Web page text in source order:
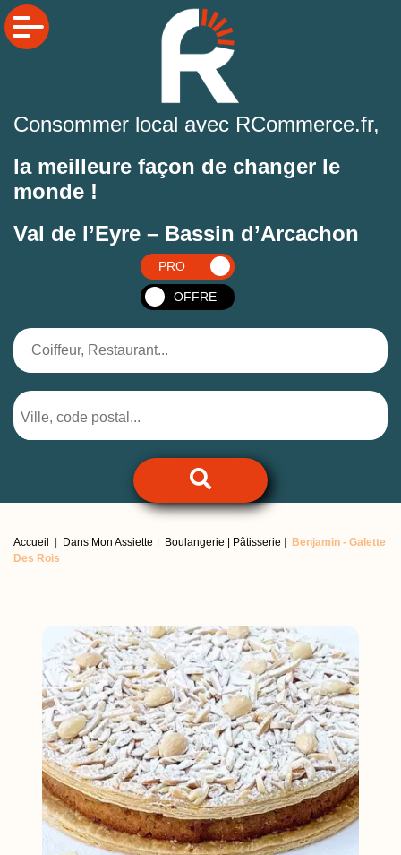
Consommer local avec RCommerce.fr,
la meilleure façon de changer le
monde !
Val de l’Eyre – Bassin d’Arcachon
PRO
OFFRE
Accueil Dans Mon Assiette Boulangerie | Pâtisserie Benjamin -Galette
Des Rois